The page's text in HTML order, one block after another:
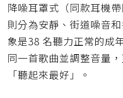
降噪耳罩式（同款耳機
則分為安靜、街道噪音
象是38 名聽力正常的成
同一首歌曲並調整音量
「聽起來最好」。